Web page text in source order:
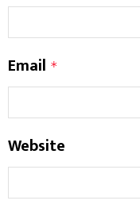
Email *
Website